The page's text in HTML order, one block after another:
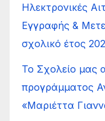
Ηλεκτρονικές
Εγγραφής &
σχολικό έτος
Το Σχολείο μας
προγράμματος
«Μαριέττα